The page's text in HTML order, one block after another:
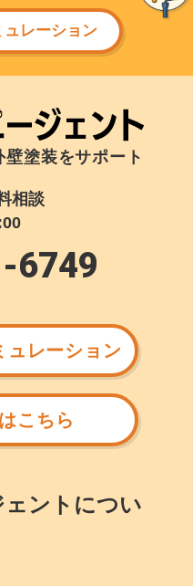
レーション
壁塗装をサポート
相談
6749
ュレーション
こちら
ントについ